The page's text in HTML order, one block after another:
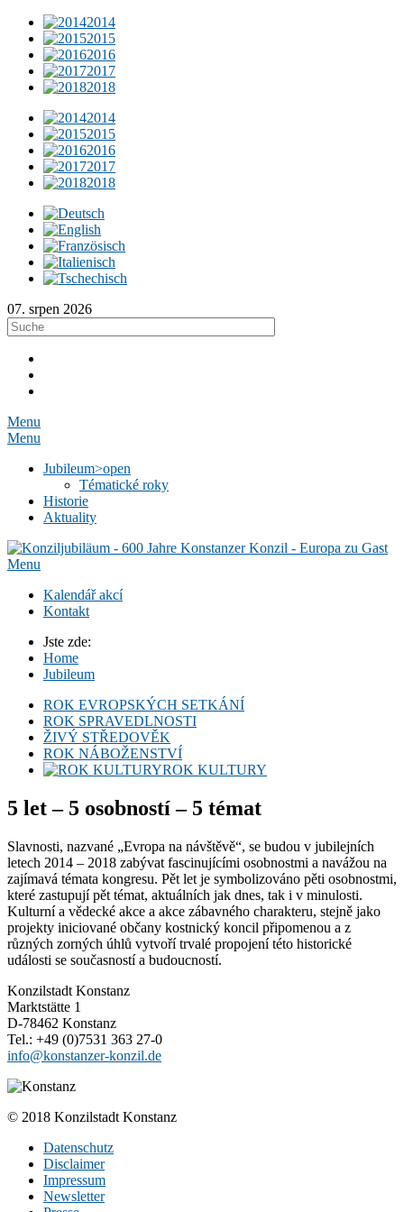
2014
2015
2016
2017
2018
2014
2015
2016
2017
2018
07. srpen 2026
Menu
Menu
Jubileum>open
Tématické roky
Historie
Aktuality
Menu
Kalendář akcí
Kontakt
Jste zde:
Home
Jubileum
ROK EVROPSKÝCH SETKÁNÍ
ROK SPRAVEDLNOSTI
ŽIVÝ STŘEDOVĚK
ROK NÁBOŽENSTVÍ
ROK KULTURY
5 let – 5 osobností – 5 témat
Slavnosti, nazvané „Evropa na návštěvě“, se budou v jubilejních
letech 2014 – 2018 zabývat fascinujícími osobnostmi a navážou na
zajímavá témata kongresu. Pět let je symbolizováno pěti osobnostmi,
které zastupují pět témat, aktuálních jak dnes, tak i v minulosti.
Kulturní a vědecké akce a akce zábavného charakteru, stejně jako
projekty iniciované občany kostnický koncil připomenou a z
různých zorných úhlů vytvoří trvalé propojení této historické
události se současností a budoucností.
Konzilstadt Konstanz
Marktstätte 1
D-78462 Konstanz
Tel.: +49 (0)7531 363 27-0
info@konstanzer-konzil.de
© 2018 Konzilstadt Konstanz
Datenschutz
Disclaimer
Impressum
Newsletter